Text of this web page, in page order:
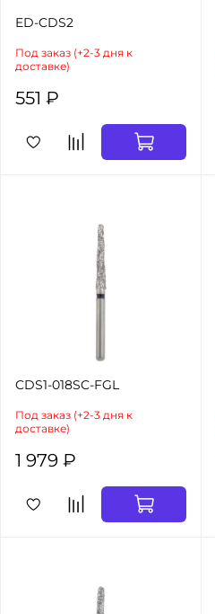
ED-CDS2
Под заказ (+2-3 дня к
доставке)
551 ₽
CDS1-018SC-FGL
Под заказ (+2-3 дня к
доставке)
1 979 ₽